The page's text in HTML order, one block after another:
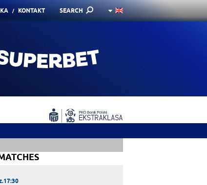
KONTAKT SEARCH